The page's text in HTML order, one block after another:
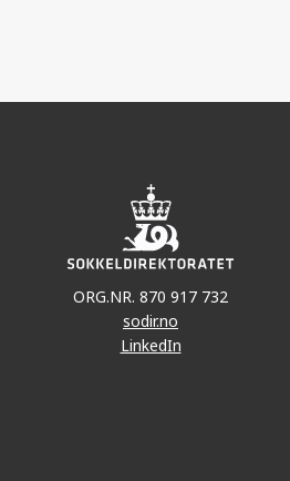
ORG.NR. 870 917 732
sodir.no
LinkedIn